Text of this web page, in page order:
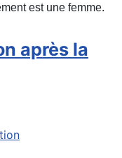
est une femme.
après la